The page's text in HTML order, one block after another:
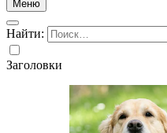
Меню
Найти:
Заголовки